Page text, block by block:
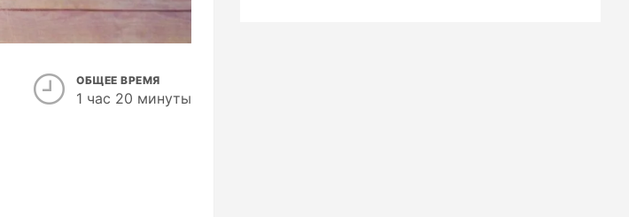
ОБЩЕЕ ВРЕМЯ
1 час 20 минуты